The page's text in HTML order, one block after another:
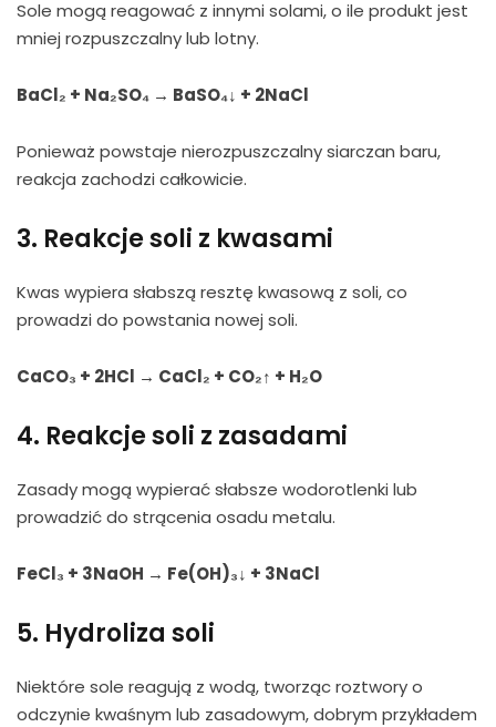
Sole mogą reagować z innymi solami, o ile produkt jest
mniej rozpuszczalny lub lotny.
BaCl₂ + Na₂SO₄ → BaSO₄↓ + 2NaCl
Ponieważ powstaje nierozpuszczalny siarczan baru,
reakcja zachodzi całkowicie.
3. Reakcje soli z kwasami
Kwas wypiera słabszą resztę kwasową z soli, co
prowadzi do powstania nowej soli.
CaCO₃ + 2HCl → CaCl₂ + CO₂↑ + H₂O
4. Reakcje soli z zasadami
Zasady mogą wypierać słabsze wodorotlenki lub
prowadzić do strącenia osadu metalu.
FeCl₃ + 3NaOH → Fe(OH)₃↓ + 3NaCl
5. Hydroliza soli
Niektóre sole reagują z wodą, tworząc roztwory o
odczynie kwaśnym lub zasadowym, dobrym przykładem